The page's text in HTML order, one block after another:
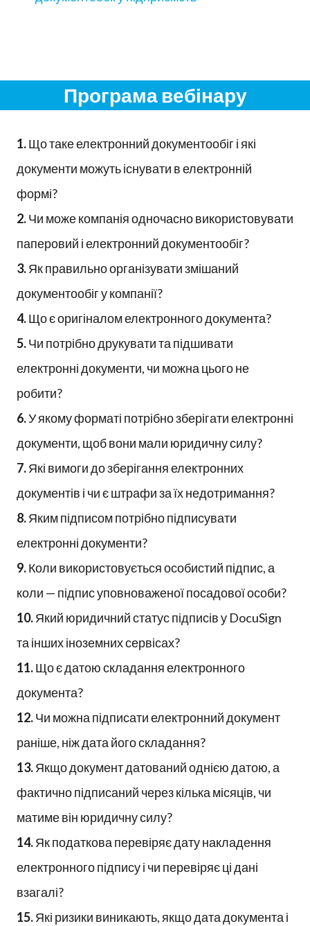
Програма вебінару
1.Що таке електронний документообіг і які
документи можуть існувати в електронній
формі?
2.Чи може компанія одночасно використовувати
паперовий і електронний документообіг?
3.Як правильно організувати змішаний
документообіг у компанії?
4.Що є оригіналом електронного документа?
5.Чи потрібно друкувати та підшивати
електронні документи, чи можна цього не
робити?
6.У якому форматі потрібно зберігати електронні
документи, щоб вони мали юридичну силу?
7.Які вимоги до зберігання електронних
документів і чи є штрафи за їх недотримання?
8.Яким підписом потрібно підписувати
електронні документи?
9.Коли використовується особистий підпис, а
коли — підпис уповноваженої посадової особи?
10.Який юридичний статус підписів у DocuSign
та інших іноземних сервісах?
11.Що є датою складання електронного
документа?
12.Чи можна підписати електронний документ
раніше, ніж дата його складання?
13.Якщо документ датований однією датою, а
фактично підписаний через кілька місяців, чи
матиме він юридичну силу?
14.Як податкова перевіряє дату накладення
електронного підпису і чи перевіряє ці дані
взагалі?
15.Які ризики виникають, якщо дата документа і